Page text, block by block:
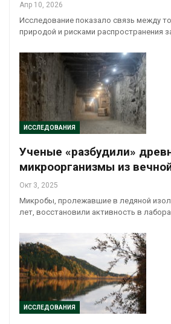
Апр 10, 2026
Исследование показало связь между
природой и рисками распространения
ИССЛЕДОВАНИЯ
Ученые «разбудили»
микроорганизмы из
Окт 3, 2025
Микробы, пролежавшие в ледяной
лет, восстановили активность в
ИССЛЕДОВАНИЯ